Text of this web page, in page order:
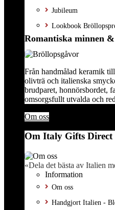
Jubileum
Lookbook
Romantiska minnen
Från handmålad keramik
olivträ och italienska
brudparet, honnörsbordet,
omsorgsfullt utvalda och
Om oss
Om Italy Gifts Direct
«Dela det bästa av Italien
Information
Om oss
Handgjort Italien -